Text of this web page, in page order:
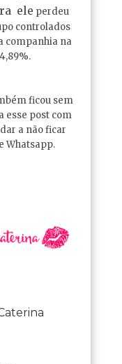
ele perdeu
controlados
companhia na
ficou sem
esse post com
a não ficar
Whatsapp.